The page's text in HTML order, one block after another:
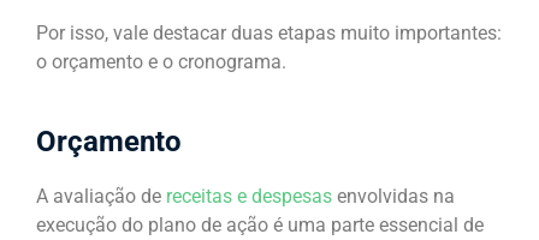
Por isso, vale destacar duas etapas muito importantes:
o orçamento e o cronograma.
Orçamento
A avaliação de receitas e despesas envolvidas na
execução do plano de ação é uma parte essencial de